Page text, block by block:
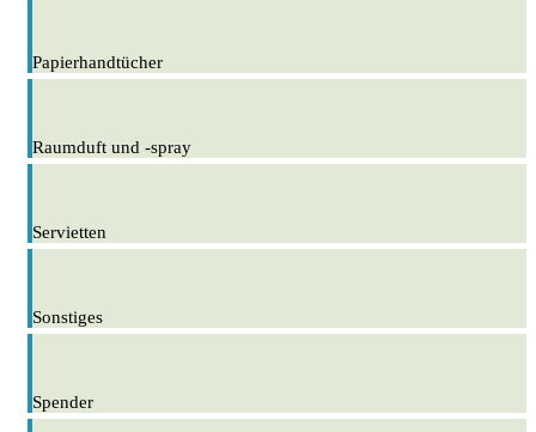
Papierhandtücher
Raumduft und -spray
Servietten
Sonstiges
Spender